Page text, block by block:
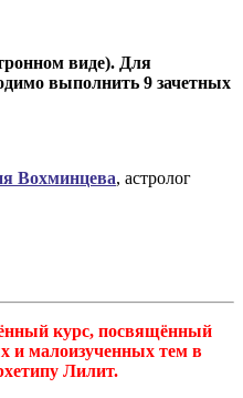
виде). Для
выполнить 9 зачетных
я Вохминцева, астролог
курс, посвящённый
и малоизученных тем в
Лилит.